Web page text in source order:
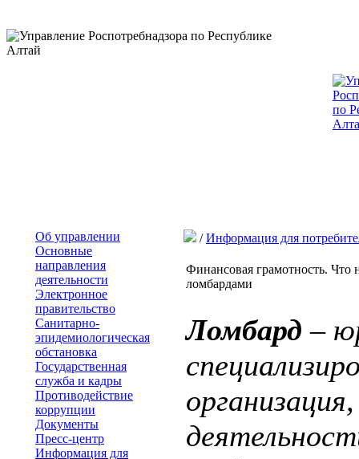
Об управлении
Основные
направления
деятельности
Электронное
правительство
Санитарно-
эпидемиологическая
обстановка
Государственная
служба и кадры
Противодействие
коррупции
Документы
Пресс-центр
Информация для
/Информация для
Финансовая грамотность. Что
ломбардами
Ломбард–